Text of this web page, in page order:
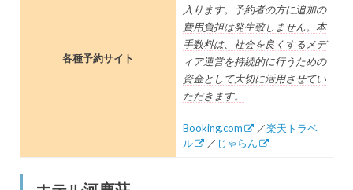
各種予約サイト
入ります。予約者の方に追加の
費用負担は発生致しません。本
手数料は、社会を良くするメデ
ィア運営を持続的に行うための
資金として大切に活用させてい
ただきます。
Booking.com ／楽天トラベ
ル
／ じゃらん